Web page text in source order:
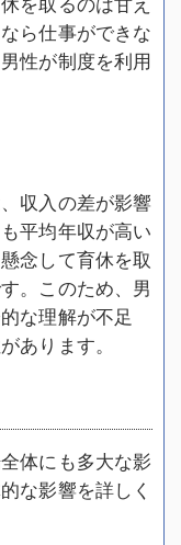
ら仕事ができな
性が制度を利用
収入の差が影響
平均年収が高い
念して育休を取
。このため、男
な理解が不足
あります。
体にも多大な影
な影響を詳しく